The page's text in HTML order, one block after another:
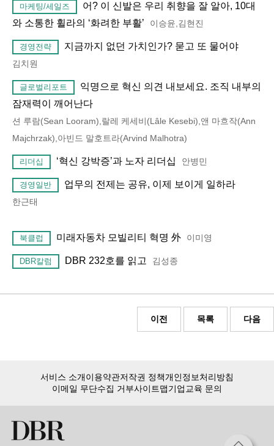
마케팅/세일즈
어? 이 신발은 우리 취향을 잘 알아, 10대
와 소통한 휠라의 ‘화려한 부활’
이승윤,김현진
경영전략 지금까지 없던 가치인가? 묻고 또 물어야
김치원
글로벌리포트
익명으로 혁신 의견 내보세요. 조직 내부의
잠재력이 깨어난다
션 루람(Sean Looram),랄레 케세비(Lâle Kesebi),앤 마흐작(Ann
Majchrzak),아빈드 말호트라(Arvind Malhotra)
리더십 ‘혁신 강박증’과 노자 리더십 안병민
경영일반 업무의 전제는 공유, 이제 보이게 일하라
한근태
북클럽 미래자동차 모빌리티 혁명 外 이미영
DBR칼럼 DBR 232호를 읽고 김성종
이전 목록 다음
서비스 소개이용약관저작권 정책개인정보처리방침
이메일 무단수집 거부사이트맵기업교육 문의